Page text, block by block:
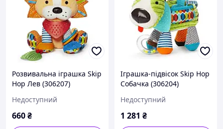
Розвивальна іграшка Skip
Hop Лев (306207)
Недоступний
660₴
Іграшка-підвісок Skip Hop
Собачка (306204)
Недоступний
1 281 ₴